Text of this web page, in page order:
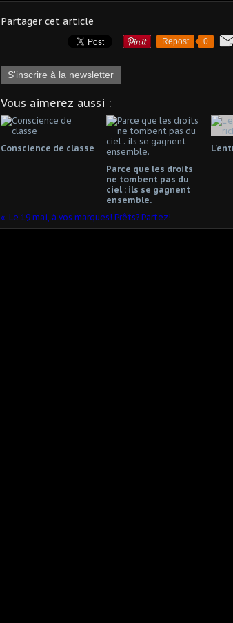
Partager cet article
Repost 0
S'inscrire à la newsletter
Vous aimerez aussi :
Conscience de classe
Parce que les droits
ne tombent pas du
ciel : ils se gagnent
ensemble.
Le 19 mai, à vos marques! Prêts? Partez!